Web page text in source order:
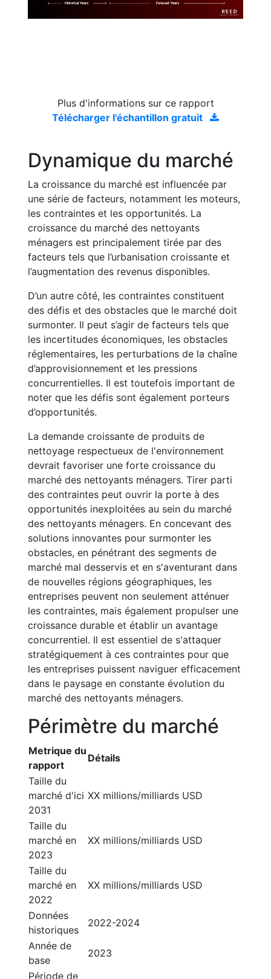
Historical Years Forecast Years
Plus d'informations sur ce rapport
Télécharger l'échantillon gratuit
Dynamique du marché
La croissance du marché est influencée par
une série de facteurs, notamment les moteurs,
les contraintes et les opportunités. La
croissance du marché des nettoyants
ménagers est principalement tirée par des
facteurs tels que l’urbanisation croissante et
l’augmentation des revenus disponibles.
D’un autre côté, les contraintes constituent
des défis et des obstacles que le marché doit
surmonter. Il peut s’agir de facteurs tels que
les incertitudes économiques, les obstacles
réglementaires, les perturbations de la chaîne
d’approvisionnement et les pressions
concurrentielles. Il est toutefois important de
noter que les défis sont également porteurs
d’opportunités.
La demande croissante de produits de
nettoyage respectueux de l'environnement
devrait favoriser une forte croissance du
marché des nettoyants ménagers. Tirer parti
des contraintes peut ouvrir la porte à des
opportunités inexploitées au sein du marché
des nettoyants ménagers. En concevant des
solutions innovantes pour surmonter les
obstacles, en pénétrant des segments de
marché mal desservis et en s'aventurant dans
de nouvelles régions géographiques, les
entreprises peuvent non seulement atténuer
les contraintes, mais également propulser une
croissance durable et établir un avantage
concurrentiel. Il est essentiel de s'attaquer
stratégiquement à ces contraintes pour que
les entreprises puissent naviguer efficacement
dans le paysage en constante évolution du
marché des nettoyants ménagers.
Périmètre du marché
Metrique du
rapport
Détails
Taille du
marché d'ici
2031
XX millions/milliards USD
Taille du
marché en
2023
XX millions/milliards USD
Taille du
marché en
2022
XX millions/milliards USD
Données
historiques
2022-2024
Année de
base
2023
Période de